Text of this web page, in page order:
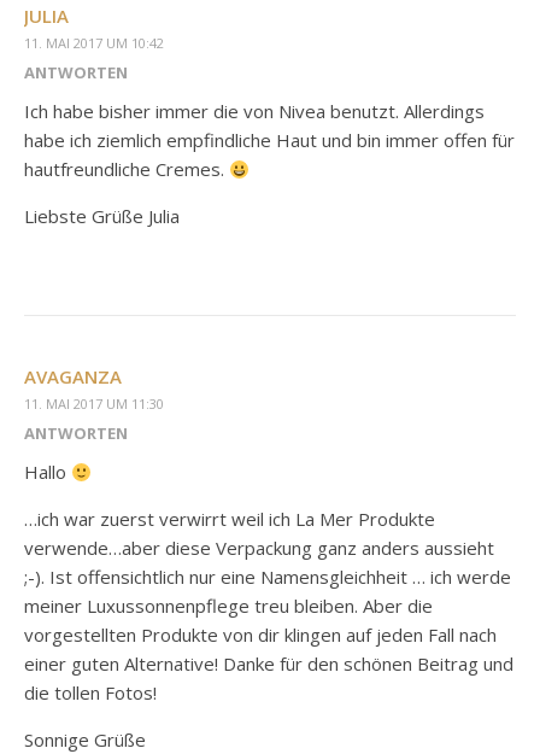
JULIA
11. MAI 2017 UM 10:42
ANTWORTEN
Ich habe bisher immer die von Nivea benutzt. Allerdings
habe ich ziemlich empfindliche Haut und bin immer offen für
hautfreundliche Cremes.
Liebste Grüße Julia
AVAGANZA
11. MAI 2017 UM 11:30
ANTWORTEN
Hallo
…ich war zuerst verwirrt weil ich La Mer Produkte
verwende…aber diese Verpackung ganz anders aussieht
;-). Ist offensichtlich nur eine Namensgleichheit … ich werde
meiner Luxussonnenpflege treu bleiben. Aber die
vorgestellten Produkte von dir klingen auf jeden Fall nach
einer guten Alternative! Danke für den schönen Beitrag und
die tollen Fotos!
Sonnige Grüße